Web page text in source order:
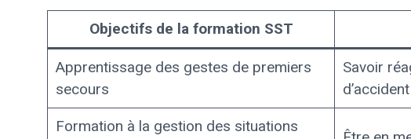
Objectifs de la formation SST
Apprentissage des gestes de premiers
secours
Savoir
d’accident
Formation à la gestion des situations